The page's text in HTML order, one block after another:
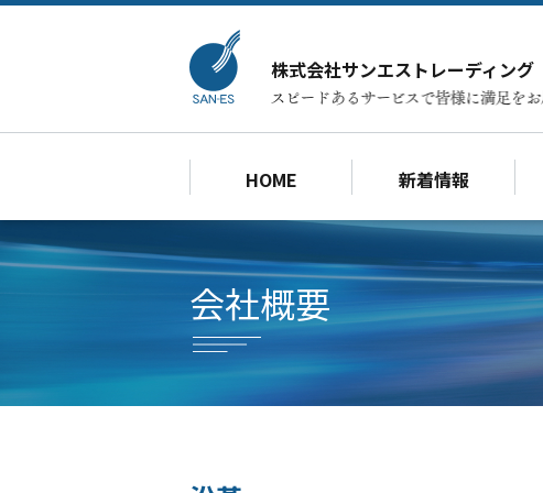
株式会社サンエストレーディング
HOME 新着情報
会社概要